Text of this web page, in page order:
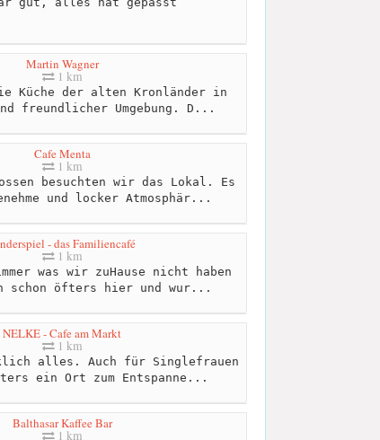
Martin Wagner
1 km
Küche der alten Kronländer in
freundlicher Umgebung. D...
Cafe Menta
1 km
besuchten wir das Lokal. Es
und locker Atmosphär...
- das Familiencafé
1 km
was wir zuHause nicht haben
schon öfters hier und wur...
NELKE - Cafe am Markt
1 km
alles. Auch für Singlefrauen
ein Ort zum Entspanne...
Balthasar Kaffee Bar
1 km